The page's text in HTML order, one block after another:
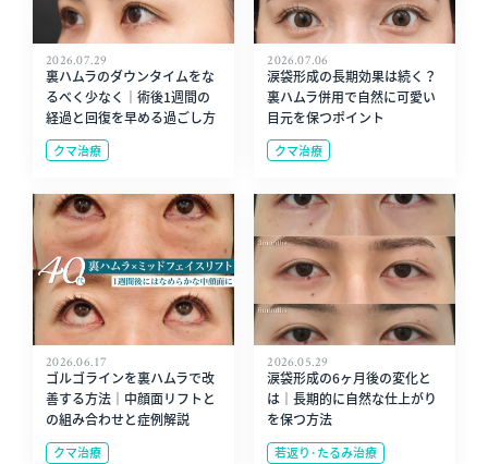
2026.07.29
裏ハムラのダウンタイムをな
るべく少なく｜術後1週間の
経過と回復を早める過ごし方
クマ治療
2026.07.06
涙袋形成の長期効果は続く？
裏ハムラ併用で自然に可愛い
目元を保つポイント
クマ治療
2026.06.17
ゴルゴラインを裏ハムラで改
善する方法｜中顔面リフトと
の組み合わせと症例解説
クマ治療
2026.05.29
涙袋形成の6ヶ月後の変化と
は｜長期的に自然な仕上がり
を保つ方法
若返り･たるみ治療